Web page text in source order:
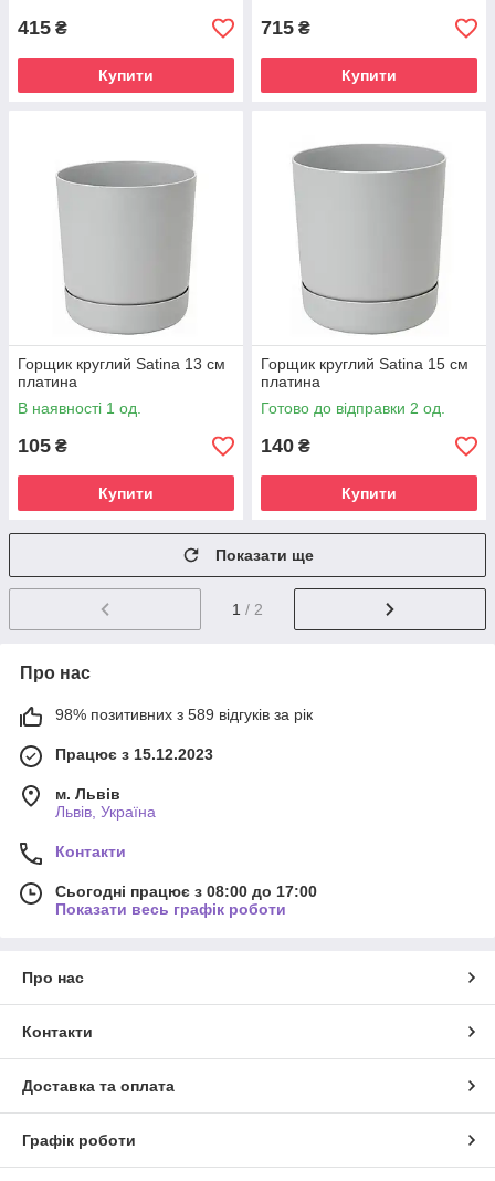
415 ₴
Купити
715 ₴
Купити
Горщик круглий Satina 13 см
платина
В наявності 1 од.
105 ₴
Купити
Горщик круглий Satina 15 см
платина
Готово до відправки 2 од.
140 ₴
Купити
Показати ще
1 / 2
Про нас
98% позитивних з 589 відгуків за рік
Працює з 15.12.2023
м. Львів
Львів, Україна
Контакти
Сьогодні працює з 08:00 до 17:00
Показати весь графік роботи
Про нас
Контакти
Доставка та оплата
Графік роботи